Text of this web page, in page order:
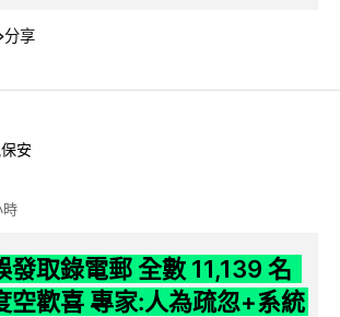
分享
安
時
發取錄電郵 全數 11,139 名
空歡喜 專家:人為疏忽+系統